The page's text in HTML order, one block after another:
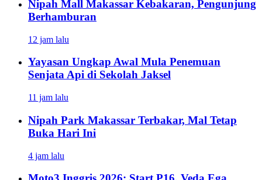
Nipah Mall Makassar Kebakaran, Pengunjung
Berhamburan
12 jam lalu
Yayasan Ungkap Awal Mula Penemuan
Senjata Api di Sekolah Jaksel
11 jam lalu
Nipah Park Makassar Terbakar, Mal Tetap
Buka Hari Ini
4 jam lalu